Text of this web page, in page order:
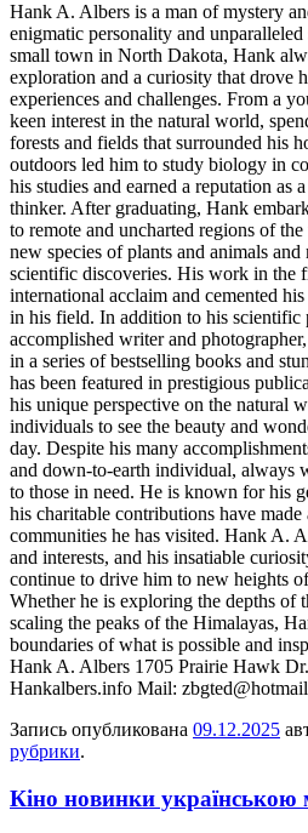
Hank A. Albers is a man of mystery
enigmatic personality and
small town in North Dakota, Hank
exploration and a curiosity that drove
experiences and challenges. From a
keen interest in the natural world,
forests and fields that surrounded his
outdoors led him to study biology in
his studies and earned a reputation as
thinker. After graduating, Hank
to remote and uncharted regions of
new species of plants and animals
scientific discoveries. His work in the
international acclaim and cemented
in his field. In addition to his scientific
accomplished writer and
in a series of bestselling books and
has been featured in prestigious
his unique perspective on the natural
individuals to see the beauty and
day. Despite his many
and down-to-earth individual, always
to those in need. He is known for his
his charitable contributions have
communities he has visited. Hank A.
and interests, and his insatiable
continue to drive him to new heights
Whether he is exploring the depths of
scaling the peaks of the Himalayas,
boundaries of what is possible and
Hank A. Albers 1705 Prairie Hawk
Hankalbers.info Mail:
Запись опубликована 09.12.2025
рубрики.
Кіно новинки